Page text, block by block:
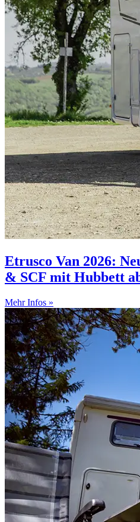
Etrusco Van 2026:
& SCF mit Hubbett
Mehr Infos »